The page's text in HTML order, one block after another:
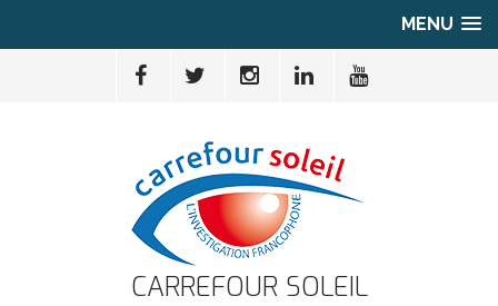
MENU
CARREFOUR SOLEIL